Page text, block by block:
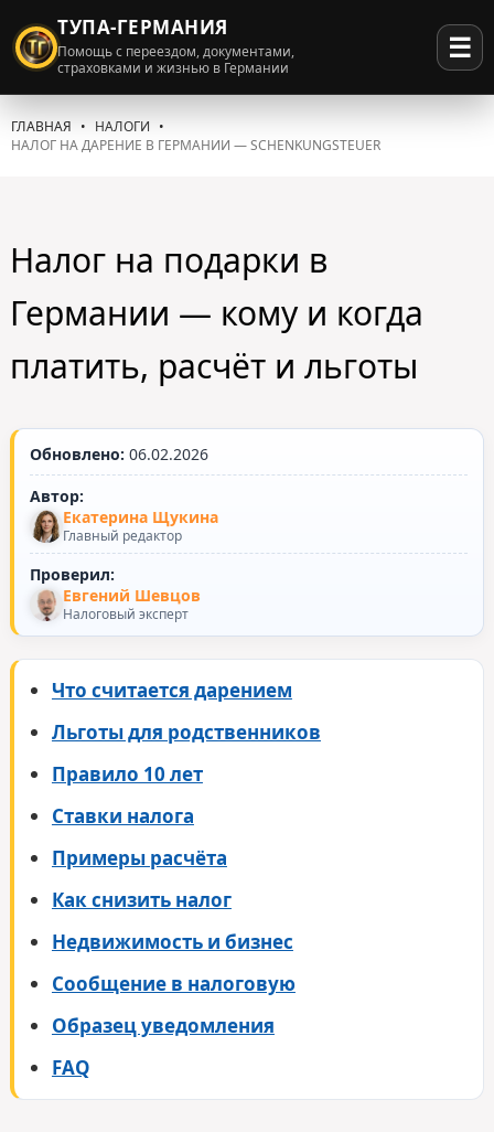
ТУПА-ГЕРМАНИЯ
Помощь с переездом, документами,
страховками и жизнью в Германии
☰
ГЛАВНАЯ
НАЛОГИ
НАЛОГ НА ДАРЕНИЕ В ГЕРМАНИИ — SCHENKUNGSTEUER
Налог на подарки в
Германии — кому и когда
платить, расчёт и льготы
Обновлено: 06.02.2026
Автор:
Екатерина Щукина
Главный редактор
Проверил:
Евгений Шевцов
Налоговый эксперт
Что считается дарением
Льготы для родственников
Правило 10 лет
Ставки налога
Примеры расчёта
Как снизить налог
Недвижимость и бизнес
Сообщение в налоговую
Образец уведомления
FAQ